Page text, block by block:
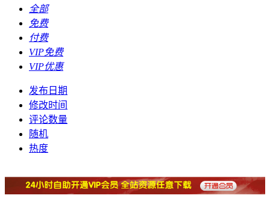
全部
免费
付费
VIP免费
VIP优惠
发布日期
修改时间
评论数量
随机
热度